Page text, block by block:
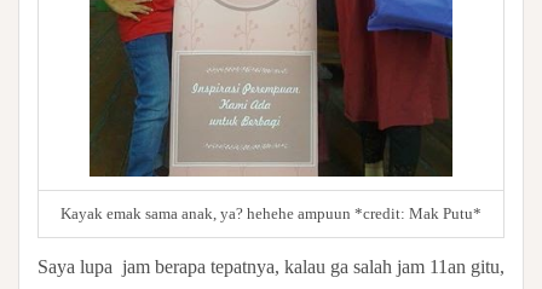
Kayak emak sama anak, ya? hehehe ampuun *credit: Mak Putu*
Saya lupa jam berapa tepatnya, kalau ga salah jam 11an gitu,